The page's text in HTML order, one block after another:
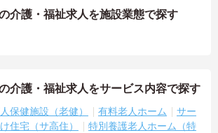
介護・福祉求人を施設業態で探す
介護・福祉求人をサービス内容で探す
保健施設（老健） 有料老人ホーム
サー
住宅（サ高住）
特別養護老人ホーム（特